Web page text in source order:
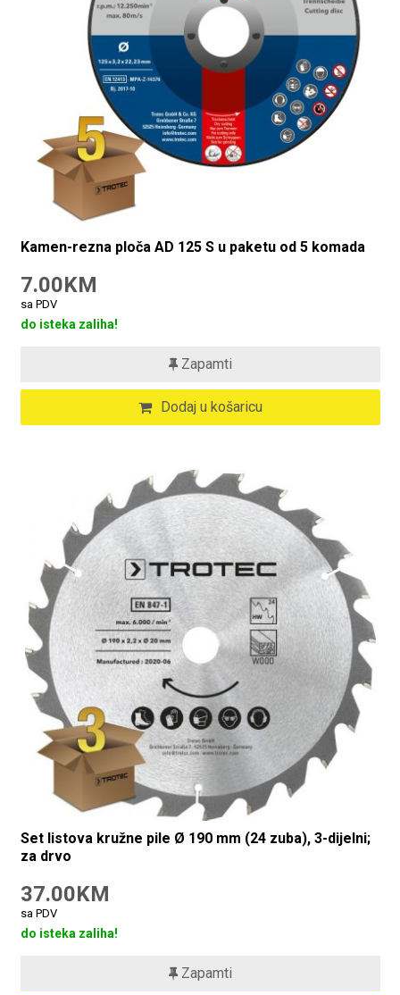
Kamen-rezna ploča AD 125 S u paketu od 5 komada
7.00KM
sa PDV
do isteka zaliha!
Zapamti
Dodaj u košaricu
Set listova kružne pile Ø 190 mm (24 zuba), 3-dijelni;
za drvo
37.00KM
sa PDV
do isteka zaliha!
Zapamti